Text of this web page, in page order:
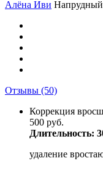
Алёна Иви Напрудный
Отзывы (50)
Коррекция
500 руб.
Длительность:
удаление